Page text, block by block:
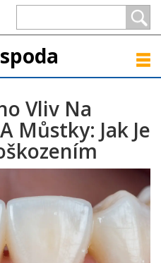
Vliv Na
Můstky: Jak Je